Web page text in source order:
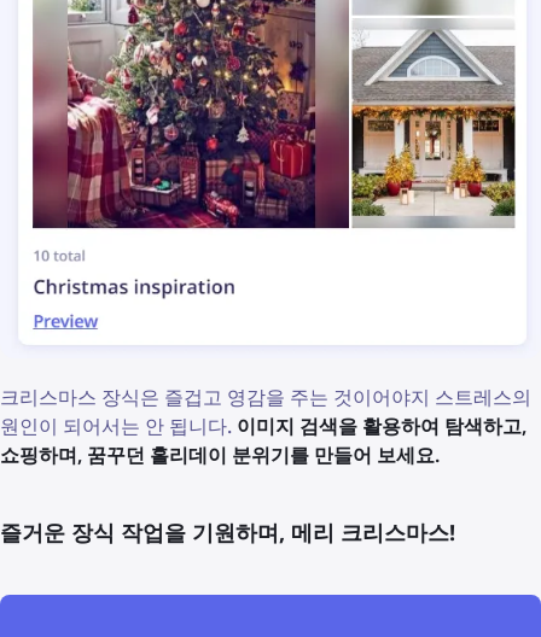
크리스마스 장식은 즐겁고 영감을 주는 것이어야지 스트레스의
원인이 되어서는 안 됩니다. 이미지 검색을 활용하여 탐색하고,
쇼핑하며, 꿈꾸던 홀리데이 분위기를 만들어 보세요.
즐거운 장식 작업을 기원하며, 메리 크리스마스!